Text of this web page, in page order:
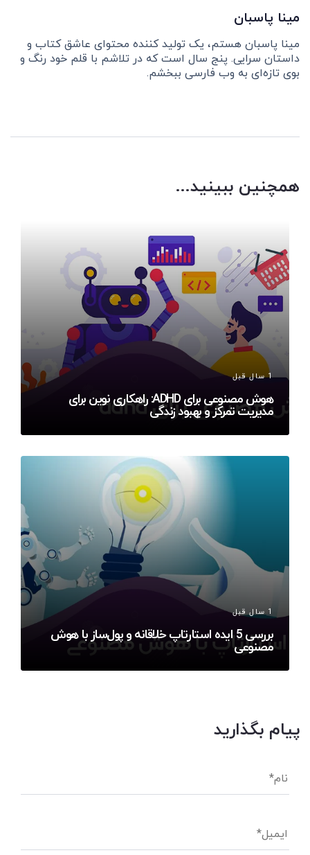
مینا پاسبان
مینا پاسبان هستم، یک تولید کننده محتوای عاشق کتاب و
داستان سرایی. پنج سال است که در تلاشم با قلم خود رنگ و
بوی تازه‌ای به وب فارسی ببخشم.
همچنین ببینید...
1 سال قبل
هوش مصنوعی برای ADHD: راهکاری نوین برای
مدیریت تمرکز و بهبود زندگی
1 سال قبل
بررسی 5 ایده استارتاپ خلاقانه و پول‌ساز با هوش
مصنوعی
پیام بگذارید